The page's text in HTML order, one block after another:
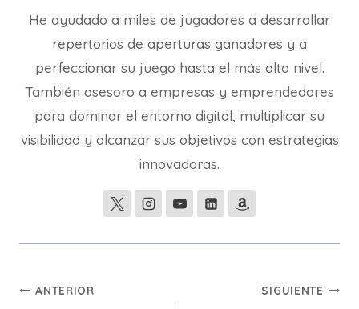
He ayudado a miles de jugadores a desarrollar
repertorios de aperturas ganadores y a
perfeccionar su juego hasta el más alto nivel.
También asesoro a empresas y emprendedores
para dominar el entorno digital, multiplicar su
visibilidad y alcanzar sus objetivos con estrategias
innovadoras.
Navegación
ANTERIOR SIGUIENTE